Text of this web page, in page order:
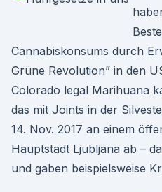
Cannabiskonsums durch
Grüne Revolution” in den
Colorado legal Marihuana
das mit Joints in der
14. Nov. 2017 an einem
Hauptstadt Ljubljana ab –
und gaben beispielsweise